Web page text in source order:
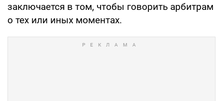
заключается в том, чтобы говорить арбитрам
о тех или иных моментах.